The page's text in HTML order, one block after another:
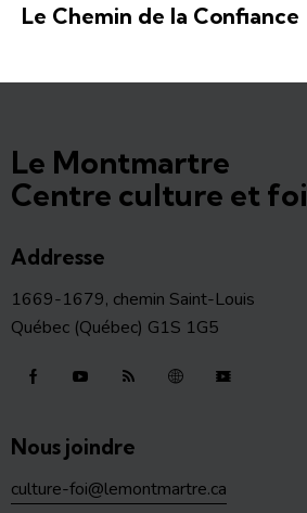
Le Chemin de la Confiance
Le Montmartre
Centre culture et foi
Addresse
1669-1679, chemin Saint-Louis
Québec (Québec) G1S 1G5
Nous joindre
culture-foi@lemontmartre.ca